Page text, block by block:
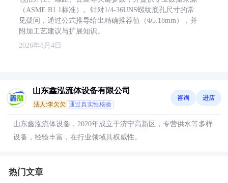
（ASME B1.1标准）。针对1/4-36UNS螺纹底孔尺寸的常
见疑问，通过公式推导给出精确推荐值（Φ5.18mm），并
附加工艺建议与扩展知识。
2026年8月4日
山东鑫泓流体设备有限公司
法人:李欠欠 通过真实性核验
咨询 进店
山东鑫泓流体设备，2020年成立于济宁高新区，专营供水等多样
设备，经验丰富，在行业领域具权威性。
热门文章